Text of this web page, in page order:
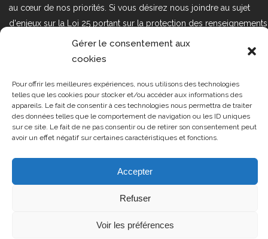
Gérer le consentement aux
cookies
Pour offrir les meilleures expériences, nous utilisons des technologies
telles que les cookies pour stocker et/ou accéder aux informations des
appareils. Le fait de consentir à ces technologies nous permettra de traiter
des données telles que le comportement de navigation ou les ID uniques
sur ce site. Le fait de ne pas consentir ou de retirer son consentement peut
avoir un effet négatif sur certaines caractéristiques et fonctions.
Accepter
Refuser
Voir les préférences
au cœur de nos priorités. Si vous désirez nous joindre au sujet
d'enjeux sur la Loi 25 portant sur la protection des renseignements
personnels dans le secteur privé, veuillez communiquer avec
nous à l'adresse courriel suivant : loi25@cprmv.org Pour en savoir
Tous droits réservés @2019 CPRMV
| Centre de prévention de la
radicalisation menant à la violence
(CPRMV)